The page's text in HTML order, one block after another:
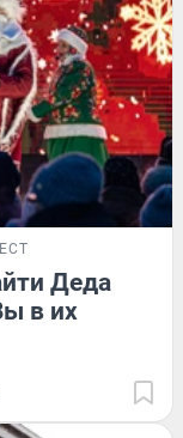
Деда
в их